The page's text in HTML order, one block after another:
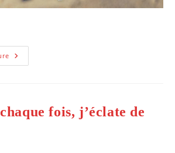
Comment
Créer
Coup
De
Blues?
fois, j’éclate de